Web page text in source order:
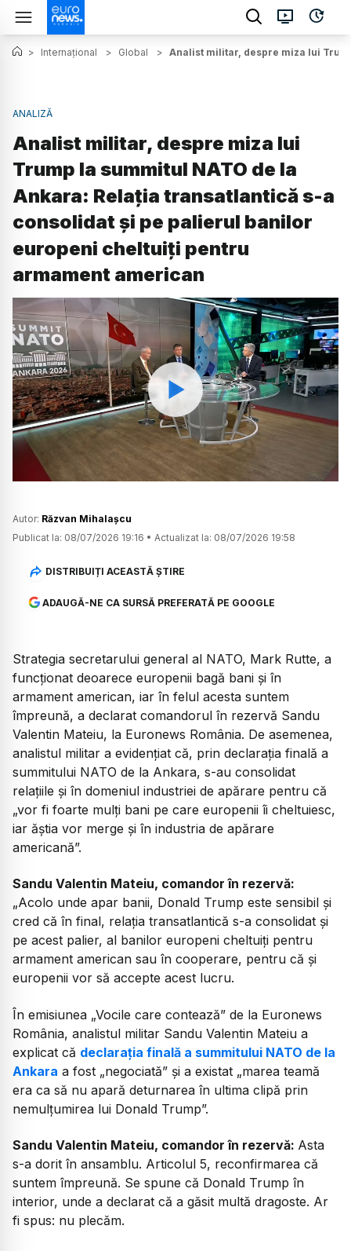
> Internațional > Global > Analist militar, despre miza lui
ANALIZĂ
Analist militar, despre miza lui
Trump la summitul NATO de la
Ankara: Relația transatlantică s-a
consolidat și pe palierul banilor
europeni cheltuiți pentru
armament american
Watch
Autor: Răzvan Mihalașcu
Publicat la: 08/07/2026 19:16 • Actualizat la: 08/07/2026 19:58
DISTRIBUIȚI ACEASTĂ ȘTIRE
ADAUGĂ-NE CA SURSĂ PREFERATĂ PE GOOGLE
Strategia secretarului general al NATO, Mark Rutte, a
funcționat deoarece europenii bagă bani și în
armament american, iar în felul acesta suntem
împreună, a declarat comandorul în rezervă Sandu
Valentin Mateiu, la Euronews România. De asemenea,
analistul militar a evidențiat că, prin declarația finală a
summitului NATO de la Ankara, s-au consolidat
relațiile și în domeniul industriei de apărare pentru că
„vor fi foarte mulți bani pe care europenii îi cheltuiesc,
iar ăștia vor merge și în industria de apărare
americană”.
Sandu Valentin Mateiu, comandor în rezervă:
„Acolo unde apar banii, Donald Trump este sensibil și
cred că în final, relația transatlantică s-a consolidat și
pe acest palier, al banilor europeni cheltuiți pentru
armament american sau în cooperare, pentru că și
europenii vor să accepte acest lucru.
În emisiunea „Vocile care contează” de la Euronews
România, analistul militar Sandu Valentin Mateiu a
explicat că declarația finală a summitului NATO de la
Ankara a fost „negociată” și a existat „marea teamă
era ca să nu apară deturnarea în ultima clipă prin
nemulțumirea lui Donald Trump”.
Sandu Valentin Mateiu, comandor în rezervă: Asta
s-a dorit în ansamblu. Articolul 5, reconfirmarea că
suntem împreună. Se spune că Donald Trump în
interior, unde a declarat că a găsit multă dragoste. Ar
fi spus: nu plecăm.